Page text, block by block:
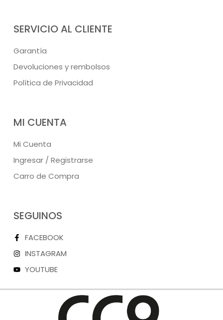
SERVICIO AL CLIENTE
Garantía
Devoluciones y rembolsos
Política de Privacidad
MI CUENTA
Mi Cuenta
Ingresar / Registrarse
Carro de Compra
SEGUINOS
FACEBOOK
INSTAGRAM
YOUTUBE